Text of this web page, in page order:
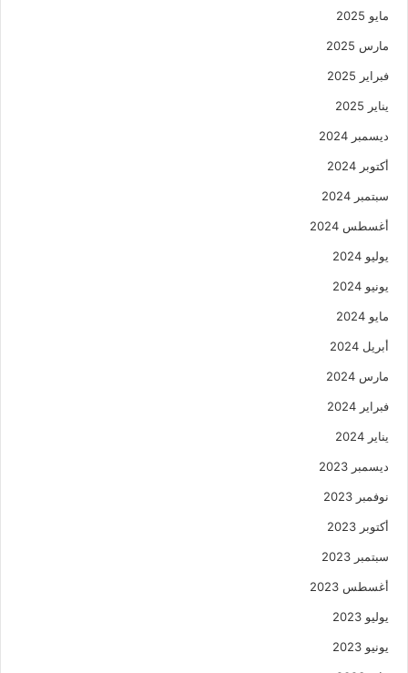
مايو 2025
مارس 2025
فبراير 2025
يناير 2025
ديسمبر 2024
أكتوبر 2024
سبتمبر 2024
أغسطس 2024
يوليو 2024
يونيو 2024
مايو 2024
أبريل 2024
مارس 2024
فبراير 2024
يناير 2024
ديسمبر 2023
نوفمبر 2023
أكتوبر 2023
سبتمبر 2023
أغسطس 2023
يوليو 2023
يونيو 2023